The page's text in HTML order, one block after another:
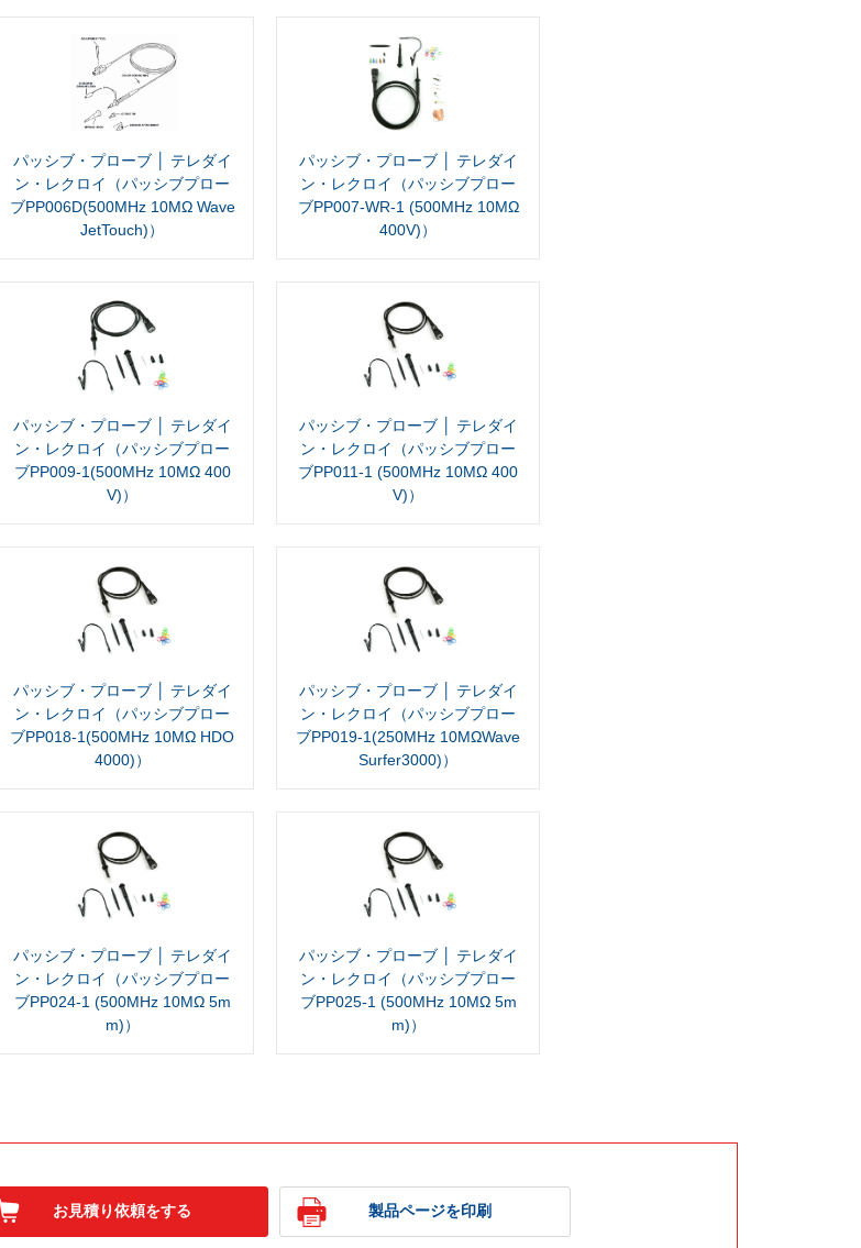
パッシブ・プローブ │ テレダイ
ン・レクロイ（パッシブプロー
ブPP006D(500MHz 10MΩ Wave
JetTouch)）
パッシブ・プローブ │ テレダイ
ン・レクロイ（パッシブプロー
ブPP007-WR-1 (500MHz 10MΩ
400V)）
パッシブ・プローブ │ テレダイ
ン・レクロイ（パッシブプロー
ブPP009-1(500MHz 10MΩ 400
V)）
パッシブ・プローブ │ テレダイ
ン・レクロイ（パッシブプロー
ブPP011-1 (500MHz 10MΩ 400
V)）
パッシブ・プローブ │ テレダイ
ン・レクロイ（パッシブプロー
ブPP018-1(500MHz 10MΩ HDO
4000)）
パッシブ・プローブ │ テレダイ
ン・レクロイ（パッシブプロー
ブPP019-1(250MHz 10MΩWave
Surfer3000)）
パッシブ・プローブ │ テレダイ
ン・レクロイ（パッシブプロー
ブPP024-1 (500MHz 10MΩ 5m
m)）
パッシブ・プローブ │ テレダイ
ン・レクロイ（パッシブプロー
ブPP025-1 (500MHz 10MΩ 5m
m)）
お見積り依頼をする 製品ページを印刷